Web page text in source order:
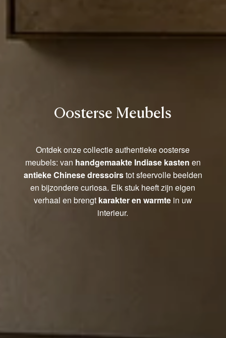
Oosterse Meubels
Ontdek onze collectie authentieke oosterse
meubels: van handgemaakte Indiase kasten en
antieke Chinese dressoirstot sfeervolle beelden
en bijzondere curiosa. Elk stuk heeft zijn eigen
verhaal en brengt karakter en warmte in uw
interieur.